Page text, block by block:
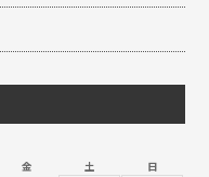
金 土 日